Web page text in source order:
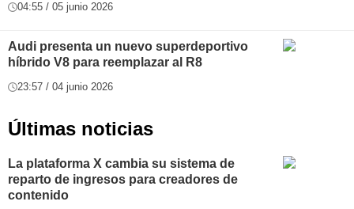
04:55 / 05 junio 2026
Audi presenta un nuevo superdeportivo
híbrido V8 para reemplazar al R8
23:57 / 04 junio 2026
Últimas noticias
La plataforma X cambia su sistema de
reparto de ingresos para creadores de
contenido